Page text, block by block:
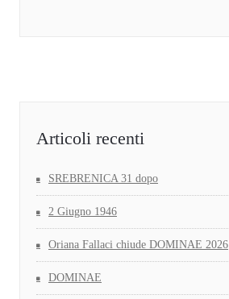
Articoli recenti
SREBRENICA 31 dopo
2 Giugno 1946
Oriana Fallaci chiude DOMINAE 2026
DOMINAE